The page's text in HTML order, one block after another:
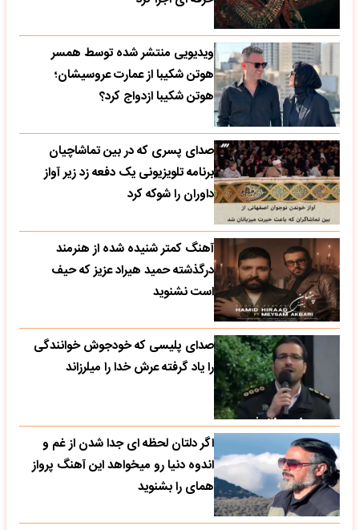
ویدیویی منتشر شده توسط همسر
هوتن شکیبا از عمارت عروسیشان؛
هوتن شکیبا ازدواج کرد؟
صدای پسری که در بین تماشاچیان
برنامه تلویزیونی یک دفعه زد زیر آواز
داوران را شوکه کرد
آهنگ کمتر شنیده شده از هنرمند
درگذشته حمید هیراد عزیز که حیف
است نشنوید
صدای پلیسی که خودجوش خوانندگی
را یاد گرفته عرش خدا را میلرزاند
اگر دلتان لحظه ای جدا شدن از غم و
اندوه دنیا رو میخواهد این آهنگ پرواز
همای را بشنوید